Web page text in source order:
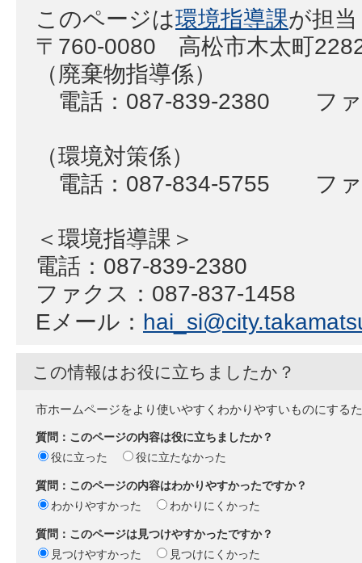
このページは環境指導課が担
〒760-0080 高松市木太町
（廃棄物指導係）
電話：087-839-2380 ファ
（環境対策係）
電話：087-834-5755 ファ
＜環境指導課＞
電話：087-839-2380
ファクス：087-837-1458
Eメール：
この情報はお役に立ちましたか？
市ホームページをより使いやすくわかりやすいものにする
質問：このページの内容は役に立ちましたか？
役に立った
役に立たなかった
質問：このページの内容はわかりやすかったですか？
わかりやすかった
わかりにくかった
質問：このページは見つけやすかったですか？
見つけやすかった
見つけにくかった